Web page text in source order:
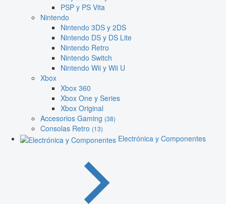
PSP y PS Vita
Nintendo
Nintendo 3DS y 2DS
Nintendo DS y DS Lite
Nintendo Retro
Nintendo Switch
Nintendo Wii y Wii U
Xbox
Xbox 360
Xbox One y Series
Xbox Original
Accesorios Gaming (38)
Consolas Retro (13)
Electrónica y Componentes